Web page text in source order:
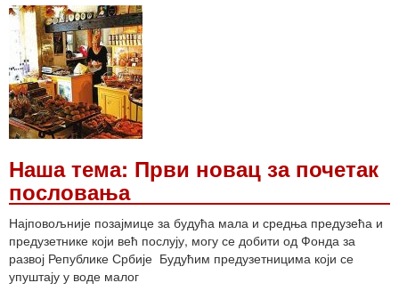
Наша тема: Први новац за почетак
пословања
Најповољније позајмице за будућа мала и средња предузећа и
предузетнике који већ послују, могу се добити од Фонда за
развој Републике Србије Будућим предузетницима који се
упуштају у воде малог